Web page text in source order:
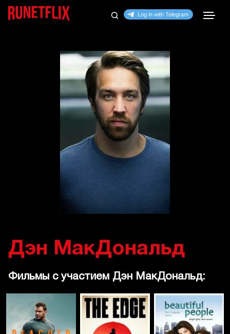
Дэн МакДональд
Фильмы с участием Дэн МакДональд: